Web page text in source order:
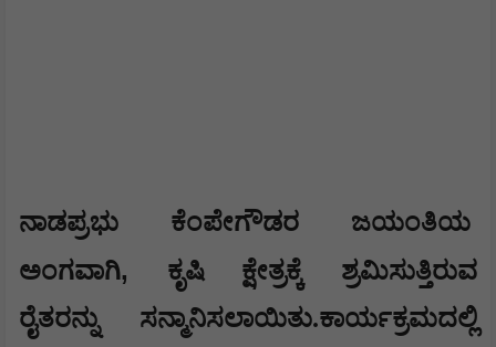
ನಾಡಪ್ರಭು ಕೆಂಪೇಗೌಡರ ಜಯಂತಿಯ
ಅಂಗವಾಗಿ, ಕೃಷಿ ಕ್ಷೇತ್ರಕ್ಕೆ ಶ್ರಮಿಸುತ್ತಿರುವ
ರೈತರನ್ನು
ಸನ್ಮಾನಿಸಲಾಯಿತು.ಕಾರ್ಯಕ್ರಮದಲ್ಲಿ